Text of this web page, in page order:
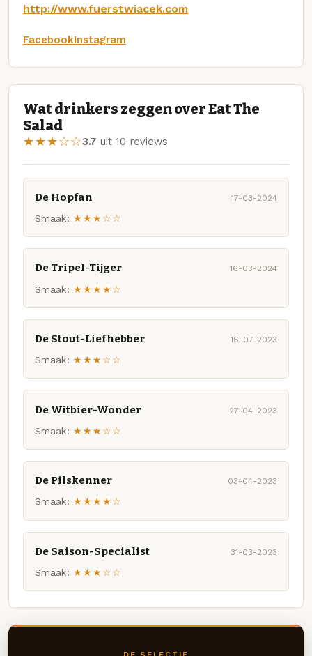
http://www.fuerstwiacek.com
FacebookInstagram
Wat drinkers zeggen over Eat The
Salad
★★★☆☆3.7 uit 10 reviews
De Hopfan 17-03-2024
Smaak: ★★★☆☆
De Tripel-Tijger 16-03-2024
Smaak: ★★★★☆
De Stout-Liefhebber 16-07-2023
Smaak: ★★★☆☆
De Witbier-Wonder 27-04-2023
Smaak: ★★★☆☆
De Pilskenner 03-04-2023
Smaak: ★★★★☆
De Saison-Specialist 31-03-2023
Smaak: ★★★☆☆